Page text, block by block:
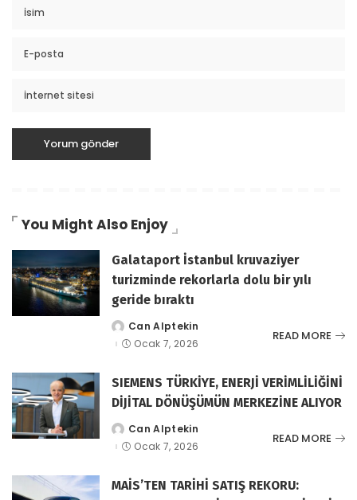
You Might Also Enjoy
Galataport İstanbul kruvaziyer
turizminde rekorlarla dolu bir yılı
geride bıraktı
tarafından
gönderildi
Can Alptekin
Ocak 7, 2026
READ MORE
SIEMENS TÜRKİYE, ENERJİ VERİMLİLİĞİNİ
DİJİTAL DÖNÜŞÜMÜN MERKEZİNE ALIYOR
tarafından
gönderildi
Can Alptekin
Ocak 7, 2026
READ MORE
MAİS’TEN TARİHİ SATIŞ REKORU: